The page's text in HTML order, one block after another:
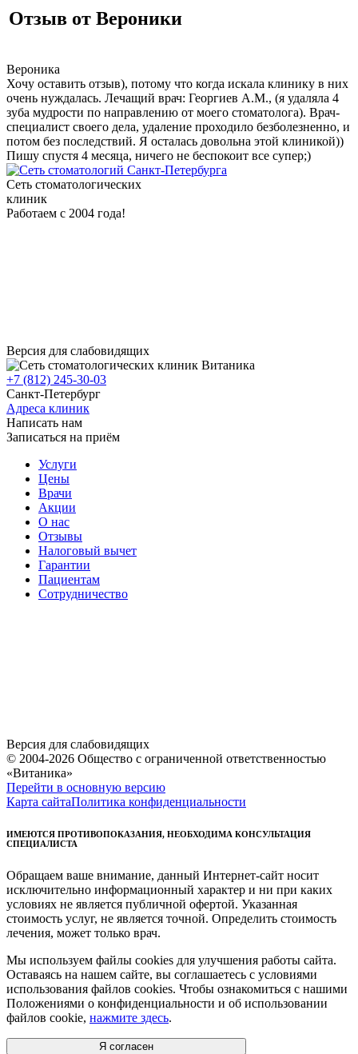
звонок
Отзыв от Вероники
Вероника
Хочу оставить отзыв), потому что когда искала клинику в них
очень нуждалась. Лечащий врач: Георгиев А.М., (я удаляла 4
зуба мудрости по направлению от моего стоматолога). Врач-
специалист своего дела, удаление проходило безболезненно, и
потом без последствий. Я осталась довольна этой клиникой))
Пишу спустя 4 месяца, ничего не беспокоит все супер;)
Сеть стоматологических
клиник
Работаем с 2004 года!
Версия для слабовидящих
+7 (812) 245-30-03
Санкт-Петербург
Адреса клиник
Написать нам
Записаться на приём
Услуги
Цены
Врачи
Акции
О нас
Отзывы
Налоговый вычет
Гарантии
Пациентам
Сотрудничество
Версия для слабовидящих
© 2004-2026 Общество с ограниченной ответственностью
«Витаника»
Перейти в основную версию
Карта сайтаПолитика конфиденциальности
ИМЕЮТСЯ ПРОТИВОПОКАЗАНИЯ, НЕОБХОДИМА КОНСУЛЬТАЦИЯ
СПЕЦИАЛИСТА
Обращаем ваше внимание, данный Интернет-сайт носит
исключительно информационный характер и ни при каких
условиях не является публичной офертой. Указанная
стоимость услуг, не является точной. Определить стоимость
лечения, может только врач.
Мы используем файлы cookies для улучшения работы сайта.
Оставаясь на нашем сайте, вы соглашаетесь с условиями
использования файлов cookies. Чтобы ознакомиться с нашими
Положениями о конфиденциальности и об использовании
файлов cookie, нажмите здесь.
Я согласен